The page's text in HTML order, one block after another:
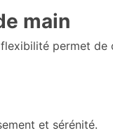
main
permet de
et sérénité.